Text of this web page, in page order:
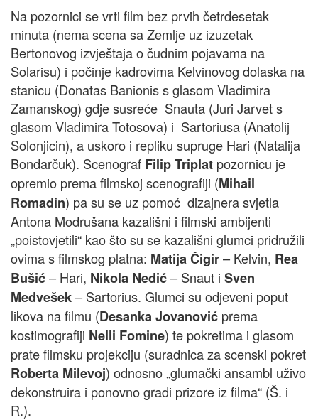
Na pozornici se vrti film bez prvih četrdesetak
minuta (nema scena sa Zemlje uz izuzetak
Bertonovog izvještaja o čudnim pojavama na
Solarisu) i počinje kadrovima Kelvinovog dolaska na
stanicu (Donatas Banionis s glasom Vladimira
Zamanskog) gdje susreće Snauta (Juri Jarvet s
glasom Vladimira Totosova) i Sartoriusa (Anatolij
Solonjicin), a uskoro i repliku supruge Hari (Natalija
Bondarčuk). Scenograf Filip Triplat pozornicu je
opremio prema filmskoj scenografiji (Mihail
Romadin) pa su se uz pomoć dizajnera svjetla
Antona Modrušana kazališni i filmski ambijenti
„poistovjetili“ kao što su se kazališni glumci pridružili
ovima s filmskog platna: Matija Čigir– Kelvin, Rea
Bušić– Hari, Nikola Nedić– Snaut i Sven
Medvešek– Sartorius. Glumci su odjeveni poput
likova na filmu (Desanka Jovanović prema
kostimografiji Nelli Fomine) te pokretima i glasom
prate filmsku projekciju (suradnica za scenski pokret
Roberta Milevoj) odnosno „glumački ansambl uživo
dekonstruira i ponovno gradi prizore iz filma“ (Š. i
R.).